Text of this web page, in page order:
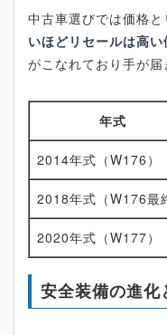
中古車選びでは価格と
いほどリセールは高い
がこなれており手が届
年式
2014年式（W176）
2018年式（W176最
2020年式（W177）
安全装備の進化